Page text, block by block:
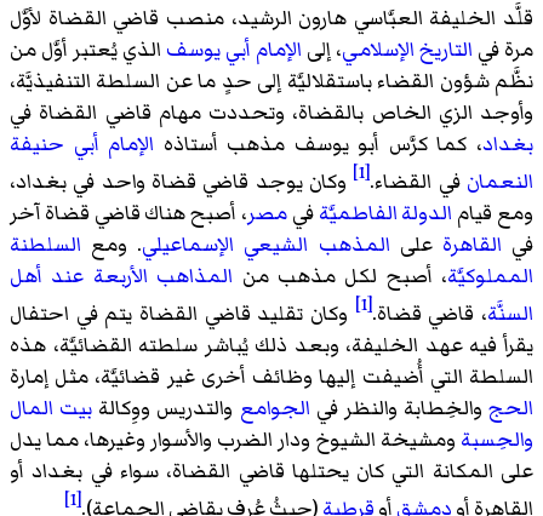
قلَّد الخليفة العبَّاسي هارون الرشيد، منصب قاضي القضاة لأوَّل
مرة في التاريخ الإسلامي، إلى الإمام أبي يوسف الذي يُعتبر أوَّل من
نظَّم شؤون القضاء باستقلاليَّة إلى حدٍ ما عن السلطة التنفيذيَّة،
وأوجد الزي الخاص بالقضاة، وتحددت مهام قاضي القضاة في
بغداد، كما كرَّس أبو يوسف مذهب أستاذه الإمام أبي حنيفة
النعمان في القضاء.[1]
وكان يوجد قاضي قضاة واحد في بغداد،
ومع قيام الدولة الفاطميَّةفيمصر، أصبح هناك قاضي قضاة آخر
في القاهرة على المذهب الشيعي الإسماعيلي. ومع السلطنة
المملوكيَّة، أصبح لكل مذهب من المذاهب الأربعة عند أهل
السنَّة، قاضي قضاة.[1]
وكان تقليد قاضي القضاة يتم في احتفال
يقرأ فيه عهد الخليفة، وبعد ذلك يُباشر سلطته القضائيَّة، هذه
السلطة التي أُضيفت إليها وظائف أخرى غير قضائيَّة، مثل إمارة
الحج والخِطابة والنظر في الجوامع والتدريس ووِكالة بيت المال
والحِسبة ومشيخة الشيوخ ودار الضرب والأسوار وغيرها، مما يدل
على المكانة التي كان يحتلها قاضي القضاة، سواء في بغداد أو
القاهرة أودمشقأوقرطبة(حيثُ عُرف بقاضي الجماعة).[1]